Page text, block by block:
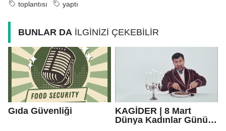
toplantısı
yaptı
BUNLAR DA İLGİNİZİ ÇEKEBİLİR
Gıda Güvenliği
KAGİDER | 8 Mart
Dünya Kadınlar Günü